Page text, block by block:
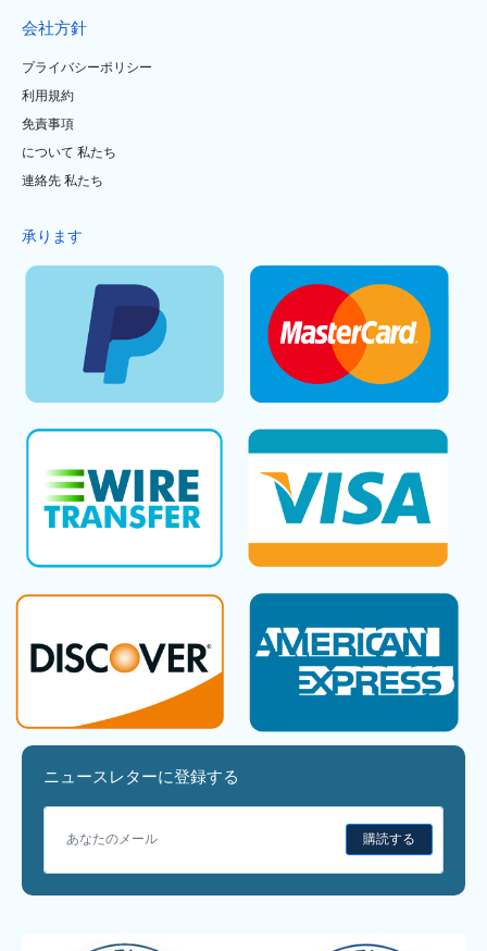
会社方針
プライバシーポリシー
利用規約
免責事項
について 私たち
連絡先 私たち
承ります
ニュースレターに登録する
購読する